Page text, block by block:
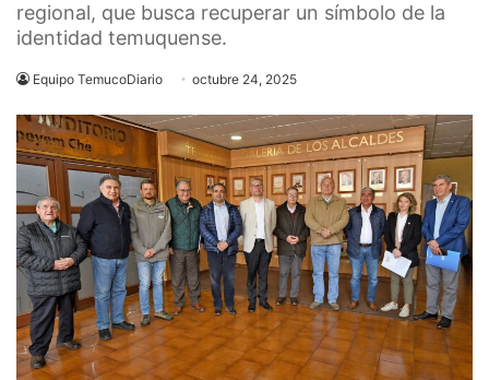
regional, que busca recuperar un símbolo de la
identidad temuquense.
Equipo TemucoDiario octubre 24, 2025